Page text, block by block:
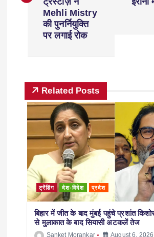
Mehli Mistry
की पुनर्नियुक्ति
पर लगाई रोक
Related Posts
ट्रेंडिंग देश-विदेश प्रदेश
बिहार में जीत के बाद मुंबई पहुंचे प्रशांत
से मुलाकात के बाद सियासी अटकलें तेज
Sanket Morankar August 6, 2026